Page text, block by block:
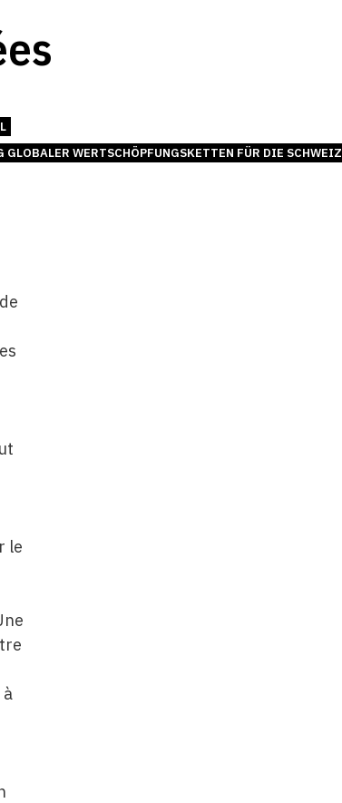
GLOBALER WERTSCHÖPFUNGSKETTEN FÜR DIE SCHWEIZ
le